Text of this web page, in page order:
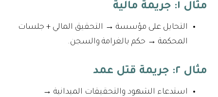
مثال ١: جريمة مالية
التحايل على مؤسسة → التحقيق المالي + جلسات
المحكمة → حكم بالغرامة والسجن.
مثال ٢: جريمة قتل عمد
استدعاء الشهود والتحقيقات الميدانية →